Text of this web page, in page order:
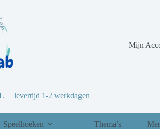
Mijn
levertijd 1-2 werkdagen
Speelhoeken Thema’s